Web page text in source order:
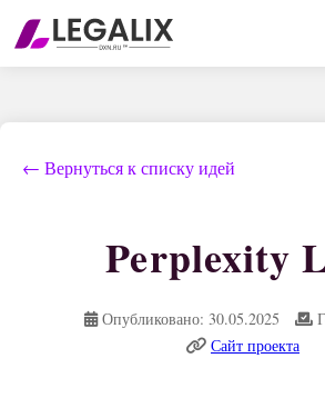
← Вернуться к списку идей
Perplexity
Опубликовано: 30.05.2025
Сайт проекта